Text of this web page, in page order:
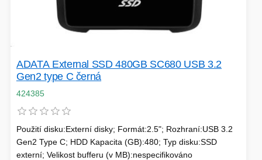
PŘÍSLUŠENSTVÍ
ADATA External SSD 480GB SC680 USB 3.2
Gen2 type C černá
424385
Použití disku:Externí disky; Formát:2.5"; Rozhraní:USB 3.2
Gen2 Type C; HDD Kapacita (GB):480; Typ disku:SSD
externí; Velikost bufferu (v MB):nespecifikováno